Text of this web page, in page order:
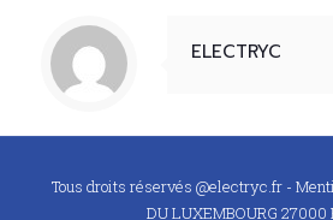
ELECTRYC
Tous droits réservés @electryc.fr -
DU LUXEMBOURG 27000